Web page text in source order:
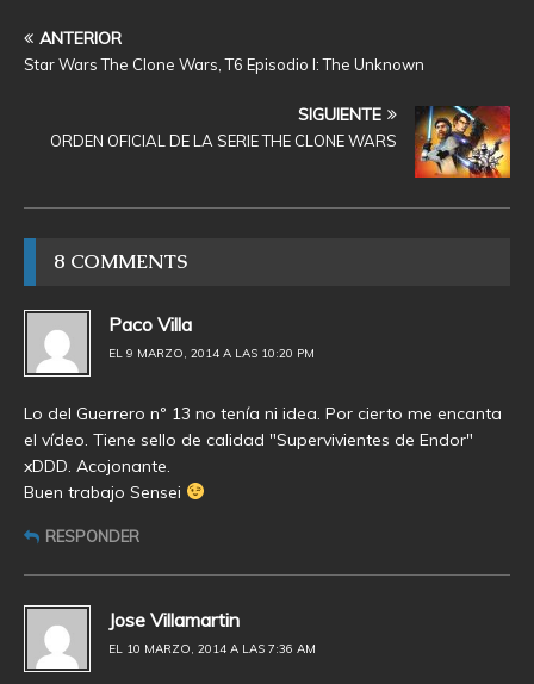
ANTERIOR
Star Wars The Clone Wars, T6 Episodio I: The Unknown
SIGUIENTE
ORDEN OFICIAL DE LA SERIE THE CLONE WARS
8 COMMENTS
Paco Villa
EL 9 MARZO, 2014 A LAS 10:20 PM
Lo del Guerrero nº 13 no tenía ni idea. Por cierto me encanta
el vídeo. Tiene sello de calidad "Supervivientes de Endor"
xDDD. Acojonante.
Buen trabajo Sensei
RESPONDER
Jose Villamartin
EL 10 MARZO, 2014 A LAS 7:36 AM